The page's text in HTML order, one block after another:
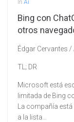
In Ai
Bing con
otros
Édgar Cervantes
TL; DR
Microsoft está
limitada de Bing
La compañía
a la lista…